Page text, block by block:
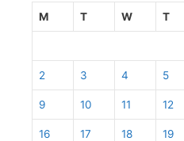
M T W T
2 3 4 5
9 10 11 12
16 17 18 19